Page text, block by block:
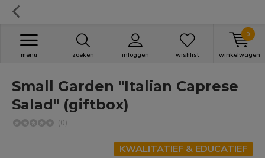
zoeken inloggen
menu wishlist winkelwagen
0
Small Garden "Italian Caprese
Salad" (giftbox)
(0)
KWALITATIEF & EDUCATIEF